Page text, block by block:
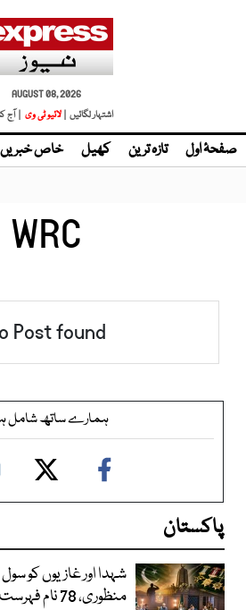
AUGUST 08, 2026
اشتہار لگائیں | لائیو ٹی وی | آج
صفحۂ اول تازہ ترین کھیل خاص خبریں
WRC
Post found
ہمارے ساتھ شامل
پاکستان
شہدا اور غازیوں کو
منظوری، 78 نام فہرست میں شامل